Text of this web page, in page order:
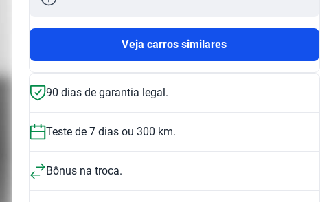
Veja carros similares
90 dias de garantia legal.
Teste de 7 dias ou 300 km.
Bônus na troca.